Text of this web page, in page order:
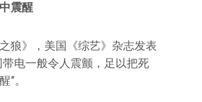
震醒
狼》，美国《综艺》杂志发表
带电一般令人震颤，足以把死
”。